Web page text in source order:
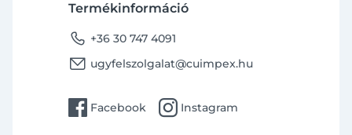
Termékinformáció
phone +36 30 747 4091
email ugyfelszolgalat@cuimpex.hu
facebook Facebook instagram Instagram